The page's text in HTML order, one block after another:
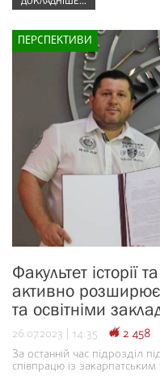
ПЕРСПЕКТИВИ
Факультет історії
активно розширює
та освітніми
26.07.2023 | 14:35 2 458
За останній час підрозділ
співпрацю із